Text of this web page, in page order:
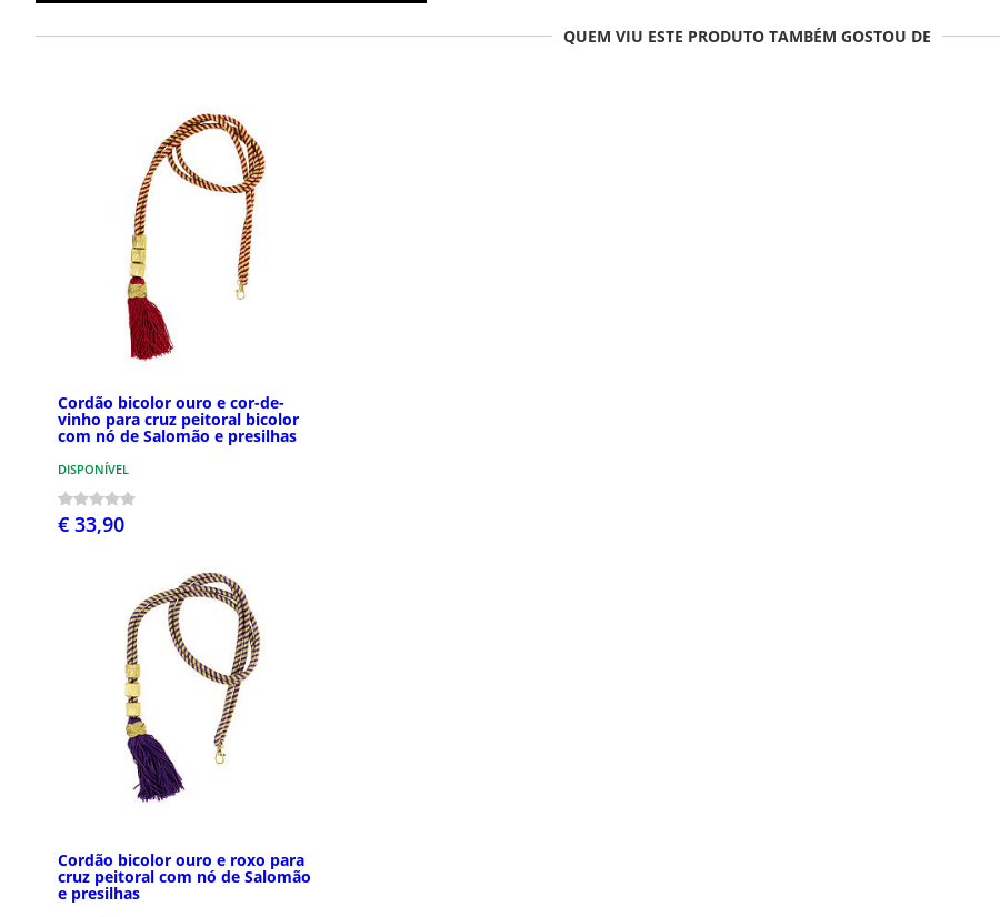
QUEM VIU ESTE PRODUTO TAMBÉM GOSTOU DE
Cordão bicolor ouro e cor-de-
vinho para cruz peitoral bicolor
com nó de Salomão e presilhas
DISPONÍVEL
€ 33,90
Cordão bicolor ouro e roxo para
cruz peitoral com nó de Salomão
e presilhas